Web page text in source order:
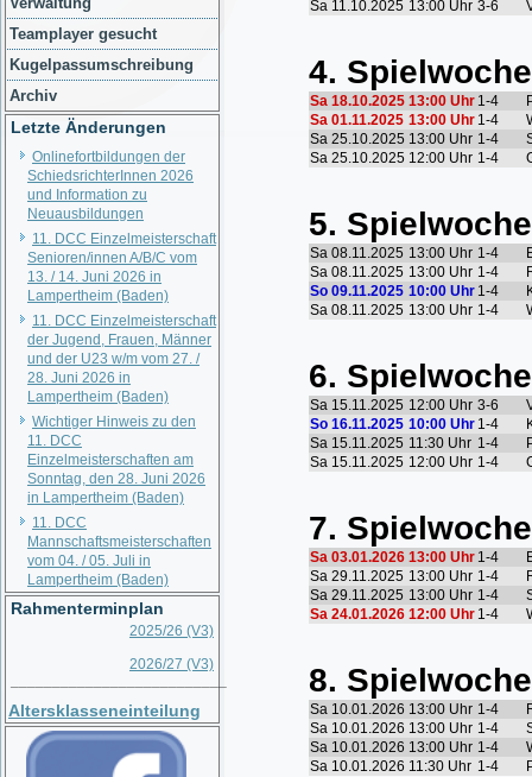
Teamplayer gesucht
Kugelpassumschreibung
Archiv
Letzte Änderungen
Onlinefortbildungen der
SchiedsrichterInnen 2026
und Information zu
Neuausbildungen
11. DCC Einzelmeisterschaft
Senioren/innen A/B/C vom
13. / 14. Juni 2026 in
Lampertheim (Baden)
11. DCC Einzelmeisterschaft
der Jugend, Frauen, Männer
und der U23 w/m vom 27. /
28. Juni 2026 in
Lampertheim (Baden)
Wichtiger Hinweis zu den
11. DCC
Einzelmeisterschaften am
Sonntag, den 28. Juni 2026
in Lampertheim (Baden)
11. DCC
Mannschaftsmeisterschaften
vom 04. / 05. Juli in
Lampertheim (Baden)
Rahmenterminplan
2025/26 (V3)
2026/27 (V3)
Altersklasseneinteilung